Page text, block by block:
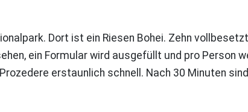
Dort ist ein Riesen Bohei. Zehn
ein Formular wird ausgefüllt und pro Person
erstaunlich schnell. Nach 30 Minuten